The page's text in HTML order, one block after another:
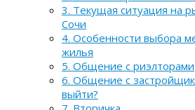
3. Текущая ситуация на
Сочи
4. Особенности выбора
жилья
5. Общение с риэлторами
6. Общение с
выйти?